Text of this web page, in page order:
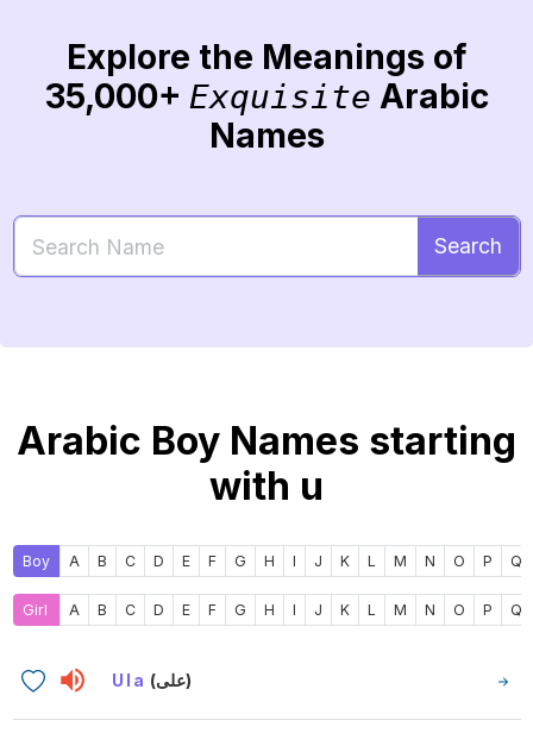
Explore the Meanings of
35,000+ Exquisite Arabic
Names
Search
Arabic Boy Names starting
with u
Boy A B C D E F G H I J K L M N O P Q
Girl A B C D E F G H I J K L M N O P Q
Ula (على)